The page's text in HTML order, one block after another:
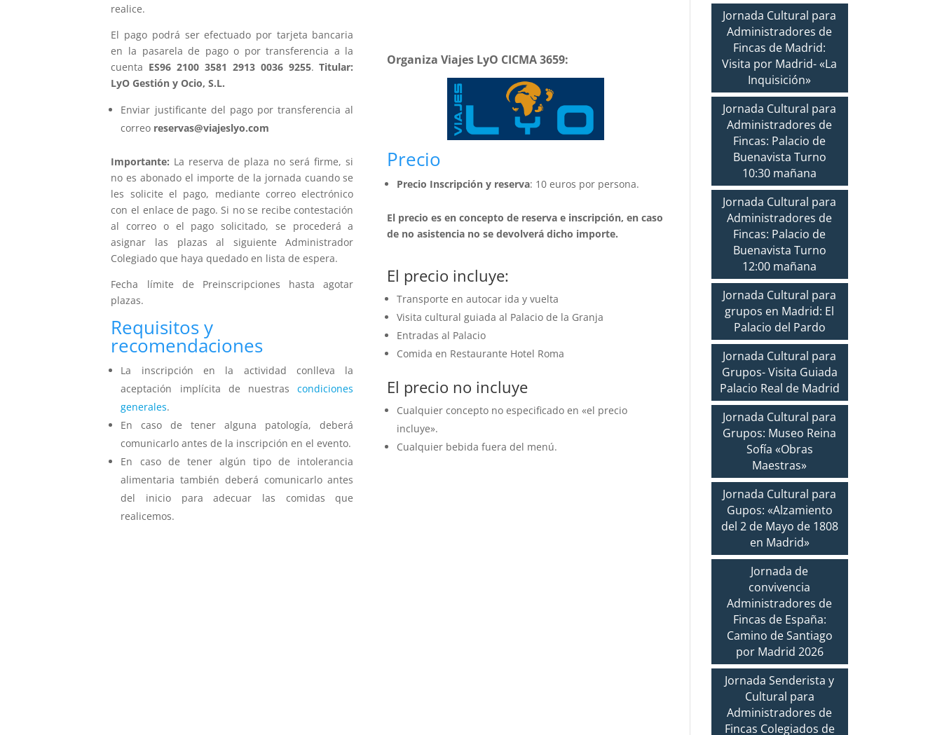
realice.
El pago podrá ser efectuado por tarjeta bancaria
en la pasarela de pago o por transferencia a la
cuenta ES96 2100 3581 2913 0036 9255.Titular:
LyO Gestión y Ocio, S.L.
Enviar justificante del pago por transferencia al
correo reservas@viajeslyo.com
Importante: La reserva de plaza no será firme, si
no es abonado el importe de la jornada cuando se
les solicite el pago, mediante correo electrónico
con el enlace de pago. Si no se recibe contestación
al correo o el pago solicitado, se procederá a
asignar las plazas al siguiente Administrador
Colegiado que haya quedado en lista de espera.
Fecha límite de Preinscripciones hasta agotar
plazas.
Requisitos y
recomendaciones
La inscripción en la actividad conlleva la
aceptación implícita de nuestrascondiciones
generales.
En caso de tener alguna patología, deberá
comunicarlo antes de la inscripción en el evento.
En caso de tener algún tipo de intolerancia
alimentaria también deberá comunicarlo antes
del inicio para adecuar las comidas que
realicemos.
Organiza Viajes LyO CICMA 3659:
Precio
Precio Inscripción y reserva: 10 euros por persona.
El precio es en concepto de reserva e inscripción, en caso
de no asistencia no se devolverá dicho importe.
El precio incluye:
Transporte en autocar ida y vuelta
Visita cultural guiada al Palacio de la Granja
Entradas al Palacio
Comida en Restaurante Hotel Roma
El precio no incluye
Cualquier concepto no especificado en «el precio
incluye».
Cualquier bebida fuera del menú.
Jornada Cultural para
Administradores de
Fincas de Madrid:
Visita por Madrid- «La
Inquisición»
Jornada Cultural para
Administradores de
Fincas: Palacio de
Buenavista Turno
10:30 mañana
Jornada Cultural para
Administradores de
Fincas: Palacio de
Buenavista Turno
12:00 mañana
Jornada Cultural para
grupos en Madrid: El
Palacio del Pardo
Jornada Cultural para
Grupos- Visita Guiada
Palacio Real de Madrid
Jornada Cultural para
Grupos: Museo Reina
Sofía «Obras
Maestras»
Jornada Cultural para
Gupos: «Alzamiento
del 2 de Mayo de 1808
en Madrid»
Jornada de
convivencia
Administradores de
Fincas de España:
Camino de Santiago
por Madrid 2026
Jornada Senderista y
Cultural para
Administradores de
Fincas Colegiados de